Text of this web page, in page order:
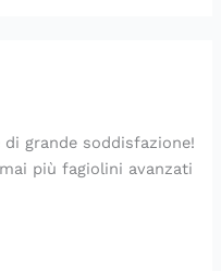
grande soddisfazione!
più fagiolini avanzati